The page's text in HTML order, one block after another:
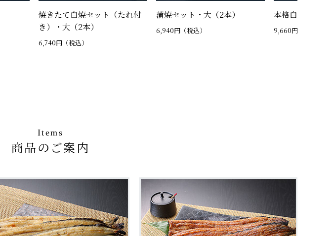
焼きたて白焼セット（たれ付
き）・大（2本）
6,740円（税込）
蒲焼セット・大（2本）
6,940円（税込）
本格白焼セット
9,660円（税込）
Items
商品のご案内